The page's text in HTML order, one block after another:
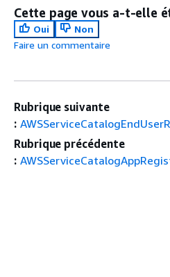
Cette page vous a-t-elle
Oui
Non
Faire un commentaire
Rubrique suivante
:
Rubrique précédente
: